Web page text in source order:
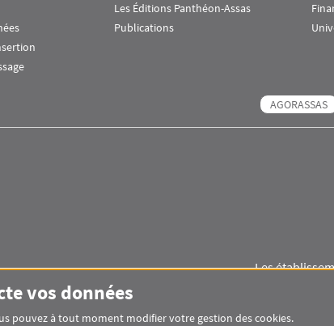
Les Éditions Panthéon-Assas
Publications
AGORASSAS
Les
vos données
pouvez à tout moment modifier votre gestion des cookies.